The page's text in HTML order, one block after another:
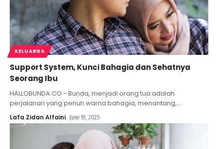
KELUARGA
Support System, Kunci Bahagia dan Sehatnya
Seorang Ibu
HALLOBUNDA.CO - Bunda, menjadi orang tua adalah
perjalanan yang penuh warna bahagia, menantang,…
Lafa Zidan Alfaini June 19, 2025